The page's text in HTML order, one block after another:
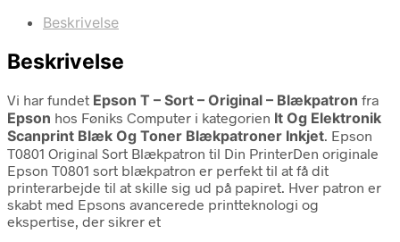
Beskrivelse
Beskrivelse
Vi har fundet Epson T – Sort – Original – Blækpatron fra
Epson hos Føniks Computer i kategorien It Og Elektronik
Scanprint Blæk Og Toner Blækpatroner Inkjet. Epson
T0801 Original Sort Blækpatron til Din PrinterDen originale
Epson T0801 sort blækpatron er perfekt til at få dit
printerarbejde til at skille sig ud på papiret. Hver patron er
skabt med Epsons avancerede printteknologi og
ekspertise, der sikrer et